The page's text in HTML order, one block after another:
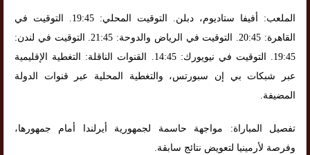
الملعب: أفيفا ستاديوم، دبلن. التوقيت المحلي: 19:45. التوقيت في
القاهرة: 20:45. التوقيت في الرياض والدوحة: 21:45. التوقيت في لندن:
19:45. التوقيت في نيويورك: 14:45. القنوات الناقلة: التغطية الإقليمية
عبر شبكات بي إن سبورتس، والتغطية المحلية عبر قنوات الدولة
المضيفة.
تفصيل المباراة: مواجهة حاسمة لجمهورية أيرلندا أمام جمهورها،
وفرصة لأرمينيا لتعويض نتائج سابقة.